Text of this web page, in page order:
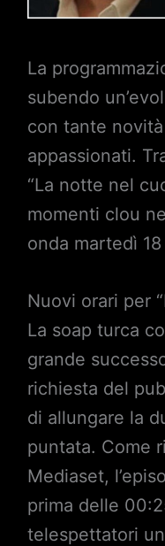
La
subendo
con tante
appassionati.
“La notte nel
momenti clou
onda martedì
Nuovi orari per
La soap turca
grande
richiesta del
di allungare la
puntata. Come
Mediaset,
prima delle
telespettatori